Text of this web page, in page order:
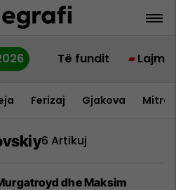
Të fundit Lajme
Ferizaj Gjakova
6 Artikuj
dhe Maksim